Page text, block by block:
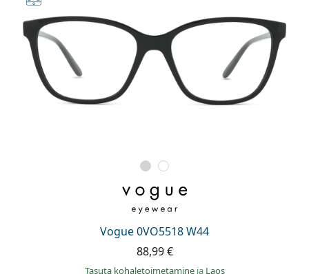
Vogue 0VO5518 W44
88,99 €
Tasuta kohaletoimetamine ja Laos